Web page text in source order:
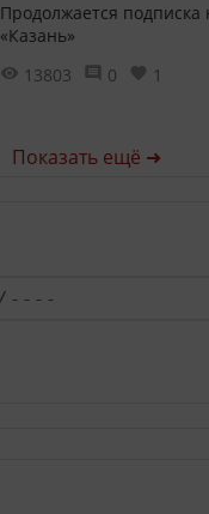
Продолжается подписка
«Казань»
13803
0 1
Показать ещё ➜